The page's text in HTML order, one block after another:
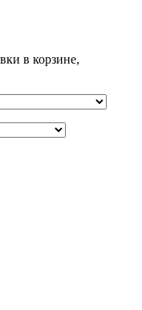
в корзине,